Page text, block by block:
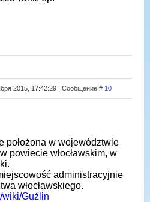
2015, 17:42:29 | Сообщение # 10
położona w województwie
powiecie włocławskim, w
administracyjnie
włocławskiego.
wiki/Guźlin